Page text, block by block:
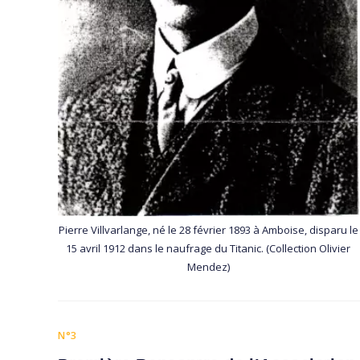
Pierre Villvarlange, né le 28 février 1893 à Amboise, disparu le
15 avril 1912 dans le naufrage du Titanic. (Collection Olivier
Mendez)
N°3